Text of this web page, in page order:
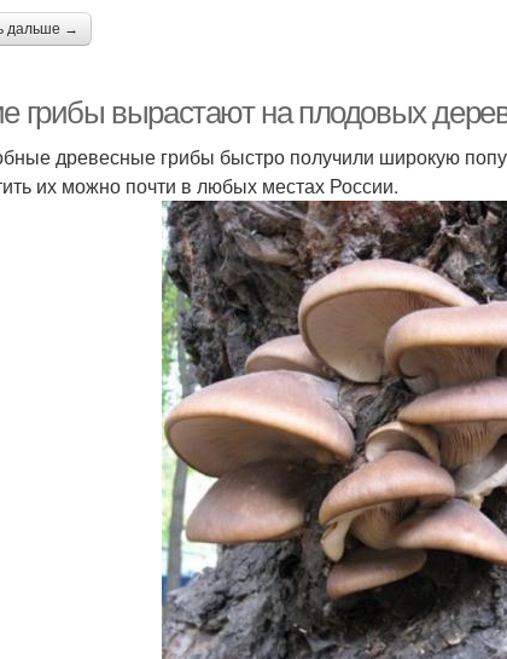
дальше →
грибы вырастают на плодовых
древесные грибы быстро получили широкую
их можно почти в любых местах России.